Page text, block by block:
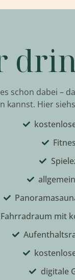
schon dabei –
kannst. Hier
mit
digitale